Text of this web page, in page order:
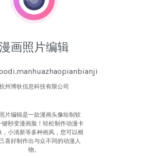
画照片编辑
州博狄信息科技有限公司
片编辑是一款漫画头像绘制软
键秒变漫画脸！轻松制作动漫卡
，小清新等多种画风，您可以根
喜好制作出与众不同的动漫人
物。